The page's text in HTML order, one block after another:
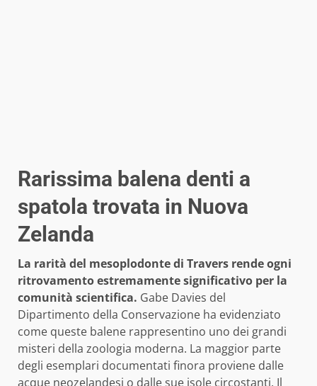
Rarissima balena denti a
spatola trovata in Nuova
Zelanda
La rarità del mesoplodonte di Travers rende ogni
ritrovamento estremamente significativo per la
comunità scientifica. Gabe Davies del
Dipartimento della Conservazione ha evidenziato
come queste balene rappresentino uno dei grandi
misteri della zoologia moderna. La maggior parte
degli esemplari documentati finora proviene dalle
acque neozelandesi o dalle sue isole circostanti. Il